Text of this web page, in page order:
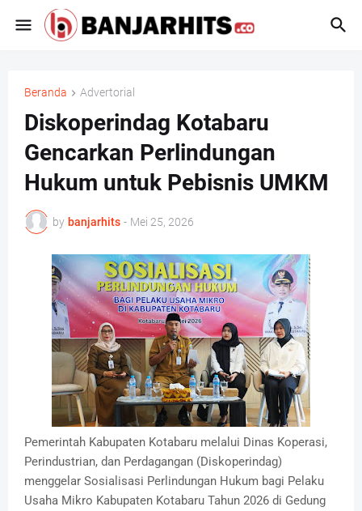
Beranda Advertorial
Diskoperindag Kotabaru
Gencarkan Perlindungan
Hukum untuk Pebisnis UMKM
by banjarhits - Mei 25, 2026
Pemerintah Kabupaten Kotabaru melalui Dinas Koperasi,
Perindustrian, dan Perdagangan (Diskoperindag)
menggelar Sosialisasi Perlindungan Hukum bagi Pelaku
Usaha Mikro Kabupaten Kotabaru Tahun 2026 di Gedung